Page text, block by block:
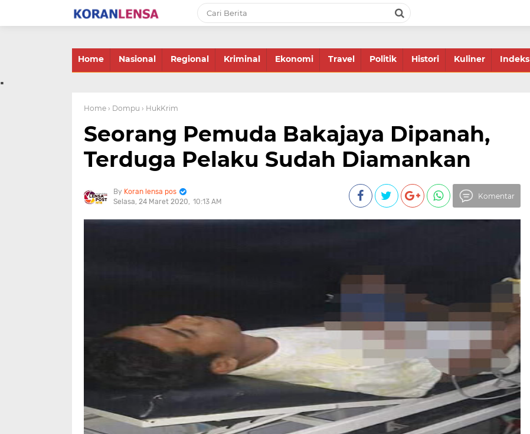
Home Nasional Regional Kriminal Ekonomi Travel Politik Histori Kuliner Indeks
.
Home › Dompu › HukKrim
Seorang Pemuda Bakajaya Dipanah,
Terduga Pelaku Sudah Diamankan
Koran lensa pos
Selasa, 24 Maret 2020
10:13 AM
Komentar